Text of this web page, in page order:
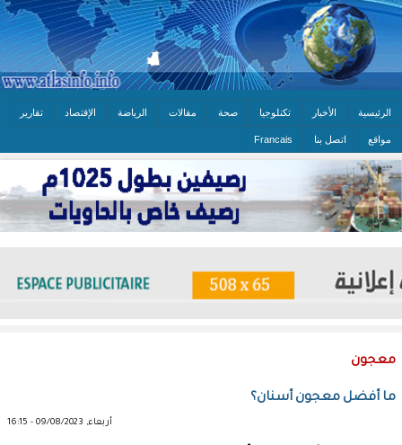
الرئيسية الأخبار تكنلوجيا صحة مقالات الرياضة الإقتصاد تقارير
مواقع اتصل بنا Francais
معجون
ما أفضل معجون أسنان؟
أربعاء, 09/08/2023 - 16:15